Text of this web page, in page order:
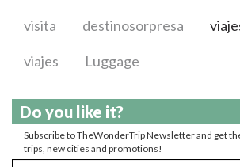
visita destinosorpresa
viajes Luggage
Do you like it?
Subscribe to TheWonderTrip Newsletter and get
trips, new cities and promotions!